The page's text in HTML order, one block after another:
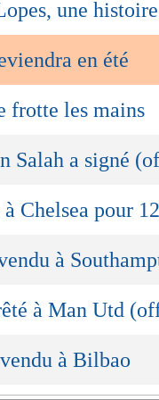
une
en été
frotte les mains
Salah a signé
à Chelsea pour
à
à Man Utd
à Bilbao